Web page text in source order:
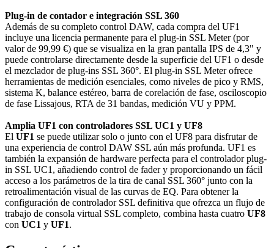
Plug-in de contador e integración SSL 360
Además de su completo control DAW, cada compra del UF1
incluye una licencia permanente para el plug-in SSL Meter (por
valor de 99,99 €) que se visualiza en la gran pantalla IPS de 4,3" y
puede controlarse directamente desde la superficie del UF1 o desde
el mezclador de plug-ins SSL 360°. El plug-in SSL Meter ofrece
herramientas de medición esenciales, como niveles de pico y RMS,
sistema K, balance estéreo, barra de corelación de fase, osciloscopio
de fase Lissajous, RTA de 31 bandas, medición VU y PPM.
Amplia UF1 con controladores SSL UC1 y UF8
El UF1 se puede utilizar solo o junto con el UF8 para disfrutar de
una experiencia de control DAW SSL aún más profunda. UF1 es
también la expansión de hardware perfecta para el controlador plug-
in SSL UC1, añadiendo control de fader y proporcionando un fácil
acceso a los parámetros de la tira de canal SSL 360° junto con la
retroalimentación visual de las curvas de EQ. Para obtener la
configuración de controlador SSL definitiva que ofrezca un flujo de
trabajo de consola virtual SSL completo, combina hasta cuatro UF8
con UC1 y UF1.